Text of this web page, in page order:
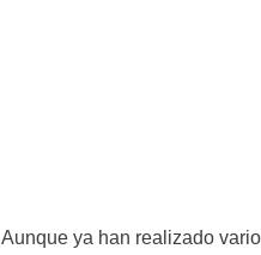
Aunque ya han realizado